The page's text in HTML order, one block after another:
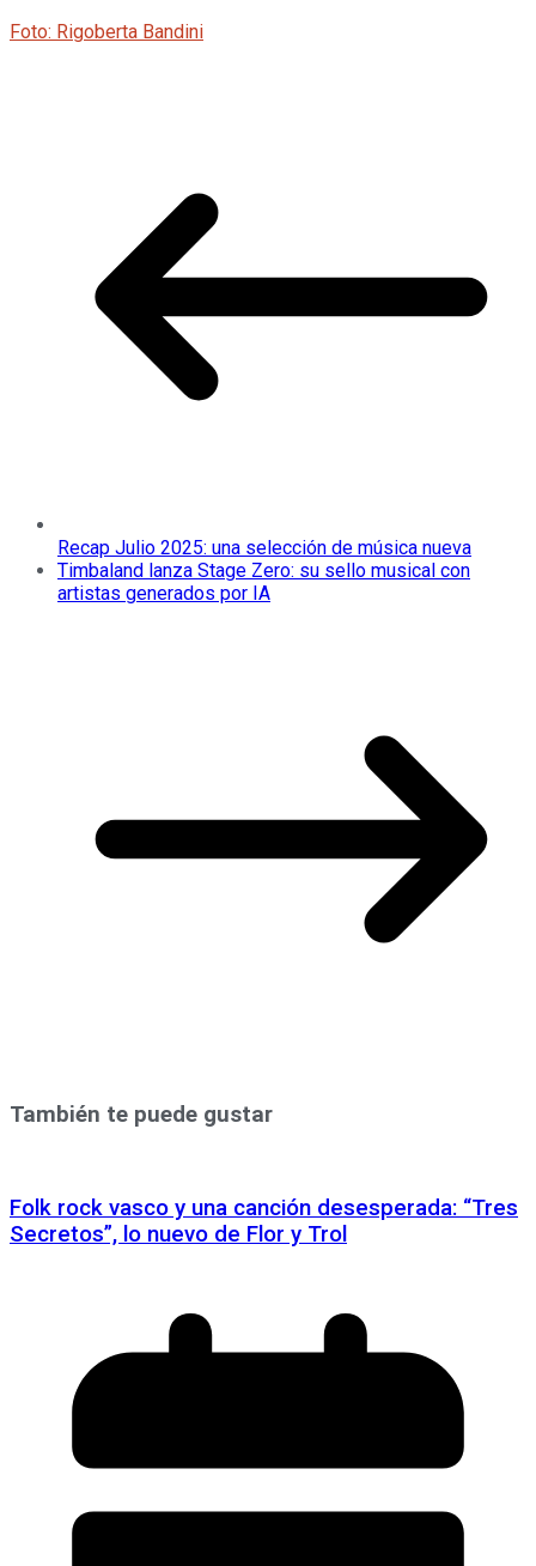
Foto: Rigoberta Bandini
Recap Julio 2025: una selección de música nueva
Timbaland lanza Stage Zero: su sello musical con
artistas generados por IA
También te puede gustar
Folk rock vasco y una canción desesperada: “Tres
Secretos”, lo nuevo de Flor y Trol